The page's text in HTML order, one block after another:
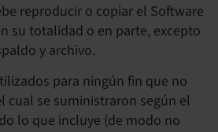
reproducir o copiar el Software
su totalidad o en parte, excepto
y archivo.
para ningún fin que no
cual se suministraron según el
lo que incluye (de modo no